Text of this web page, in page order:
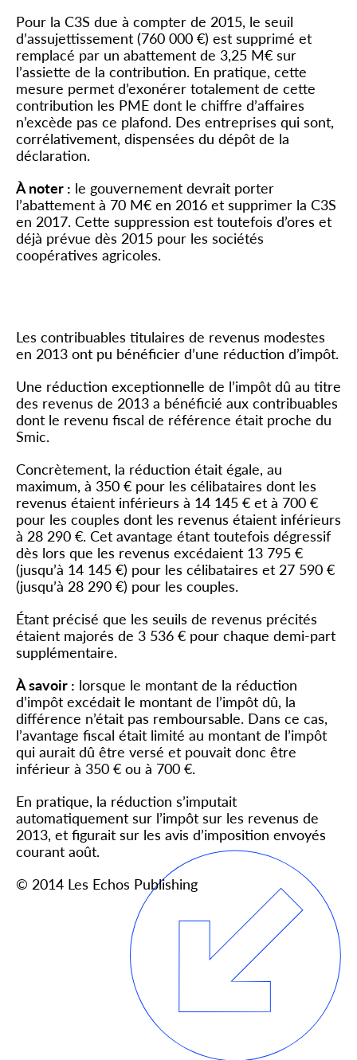
Pour la C3S due à compter de 2015, le seuil
d’assujettissement (760 000 €) est supprimé et
remplacé par un abattement de 3,25 M€ sur
l’assiette de la contribution. En pratique, cette
mesure permet d’exonérer totalement de cette
contribution les PME dont le chiffre d’affaires
n’excède pas ce plafond. Des entreprises qui sont,
corrélativement, dispensées du dépôt de la
déclaration.
À noter : le gouvernement devrait porter
l’abattement à 70 M€ en 2016 et supprimer la C3S
en 2017. Cette suppression est toutefois d’ores et
déjà prévue dès 2015 pour les sociétés
coopératives agricoles.
Les contribuables titulaires de revenus modestes
en 2013 ont pu bénéficier d’une réduction d’impôt.
Une réduction exceptionnelle de l’impôt dû au titre
des revenus de 2013 a bénéficié aux contribuables
dont le revenu fiscal de référence était proche du
Smic.
Concrètement, la réduction était égale, au
maximum, à 350 € pour les célibataires dont les
revenus étaient inférieurs à 14 145 € et à 700 €
pour les couples dont les revenus étaient inférieurs
à 28 290 €. Cet avantage étant toutefois dégressif
dès lors que les revenus excédaient 13 795 €
(jusqu’à 14 145 €) pour les célibataires et 27 590 €
(jusqu’à 28 290 €) pour les couples.
Étant précisé que les seuils de revenus précités
étaient majorés de 3 536 € pour chaque demi-part
supplémentaire.
À savoir : lorsque le montant de la réduction
d’impôt excédait le montant de l’impôt dû, la
différence n’était pas remboursable. Dans ce cas,
l’avantage fiscal était limité au montant de l’impôt
qui aurait dû être versé et pouvait donc être
inférieur à 350 € ou à 700 €.
En pratique, la réduction s’imputait
automatiquement sur l’impôt sur les revenus de
2013, et figurait sur les avis d’imposition envoyés
courant août.
© 2014 Les Echos Publishing